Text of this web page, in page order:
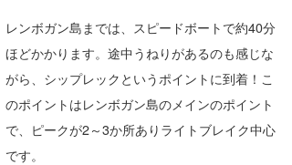
レンボガン島までは、スピードボートで約40分
ほどかかります。途中うねりがあるのも感じな
がら、シップレックというポイントに到着！こ
のポイントはレンボガン島のメインのポイント
で、ピークが2～3か所ありライトブレイク中心
です。
米山予報士
wanda
予報士 hiro.
banpaku